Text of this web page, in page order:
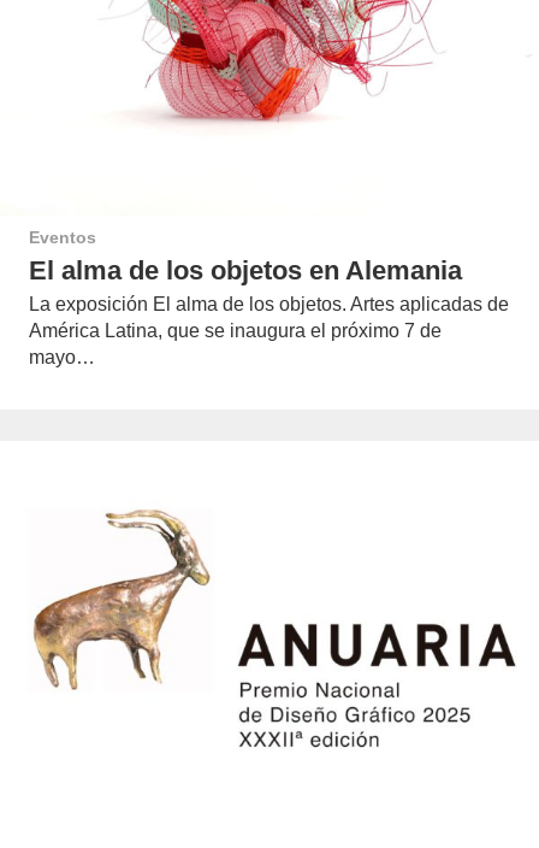
Eventos
El alma de los objetos en Alemania
La exposición El alma de los objetos. Artes aplicadas de
América Latina, que se inaugura el próximo 7 de
mayo…